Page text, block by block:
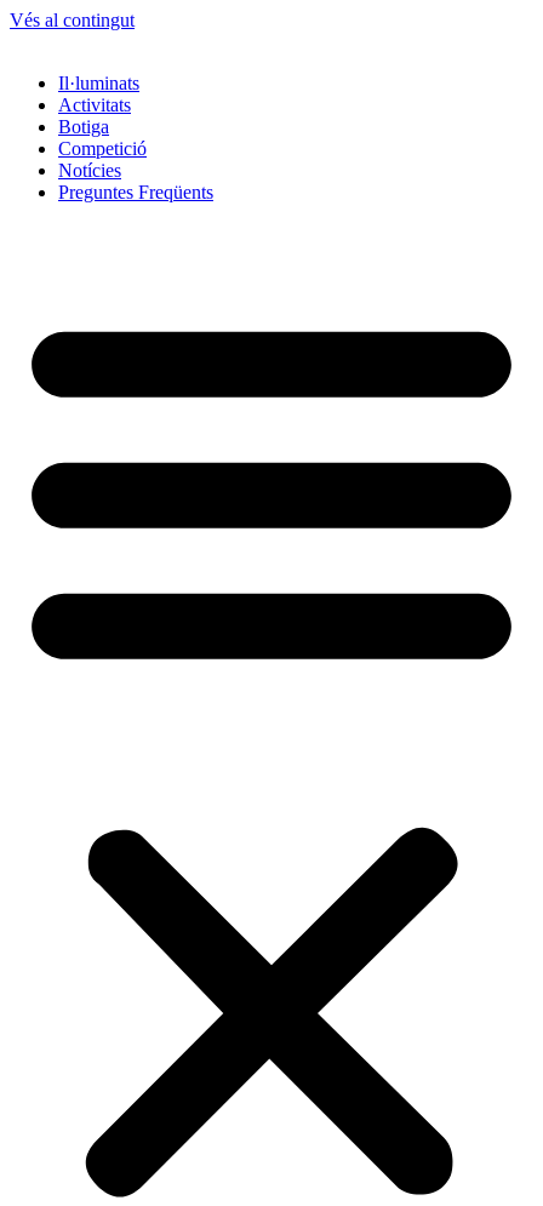
Vés al contingut
Il·luminats
Activitats
Botiga
Competició
Notícies
Preguntes Freqüents